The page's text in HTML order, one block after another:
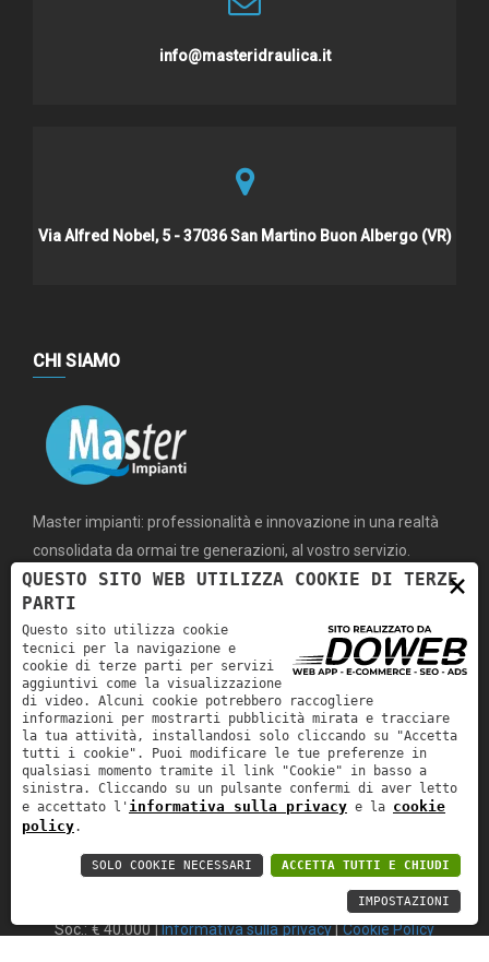
info@masteridraulica.it
Via Alfred Nobel, 5 - 37036 San Martino Buon Albergo (VR)
CHI SIAMO
Master impianti: professionalità e innovazione in una realtà
consolidata da ormai tre generazioni, al vostro servizio.
MENÙ
home
azienda
servizi
lavori e news
lavora con noi
IMPIANTI SANITARI
GAS
RISCALDAMENTO
CONDIZIONAMENTO
ANTINCENDIO
Master S.r.l. | P.IVA: 03539760235 | REA: VR-344690 | Cap.
Soc.: € 40.000 |Informativa sulla privacy|Cookie Policy
×
QUESTO SITO WEB UTILIZZA COOKIE DI TERZE
PARTI
Questo sito utilizza cookie
tecnici per la navigazione e
cookie di terze parti per servizi
aggiuntivi come la visualizzazione
di video. Alcuni cookie potrebbero raccogliere
informazioni per mostrarti pubblicità mirata e tracciare
la tua attività, installandosi solo cliccando su "Accetta
tutti i cookie". Puoi modificare le tue preferenze in
qualsiasi momento tramite il link "Cookie" in basso a
sinistra. Cliccando su un pulsante confermi di aver letto
e accettato l' informativa sulla privacy e la cookie
policy.
ACCETTA TUTTI E CHIUDI
SOLO COOKIE NECESSARI
IMPOSTAZIONI